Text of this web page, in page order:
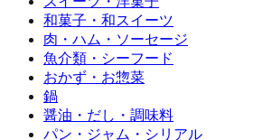
和菓子・和スイーツ
肉・ハム・ソーセージ
魚介類・シーフード
おかず・お惣菜
鍋
醤油・だし・調味料
パン・ジャム・シリアル